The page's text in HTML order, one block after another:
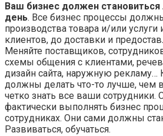
Ваш бизнес должен
день. Все бизнес процессы
производства товара и/или
клиентов, до доставки и
Меняйте поставщиков,
схемы общения с клиентами,
дизайн сайта, наружную
должны делать что-то лучше, чем
четко знать все ваши сотрудники.
фактически выполнять бизнес
сотрудниках. Они сами должны
Развиваться, обучаться.